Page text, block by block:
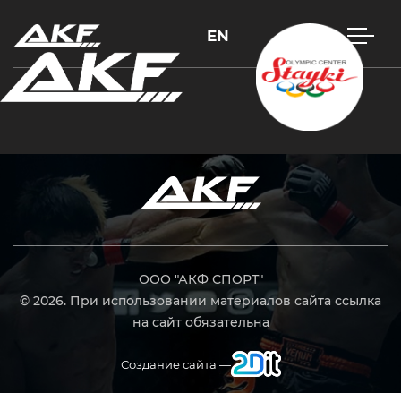
EN
ООО "АКФ СПОРТ"
© 2026. При использовании материалов сайта ссылка
на сайт обязательна
Создание сайта —
Нажмите Enter для поиска или Esc, чтобы закрыть